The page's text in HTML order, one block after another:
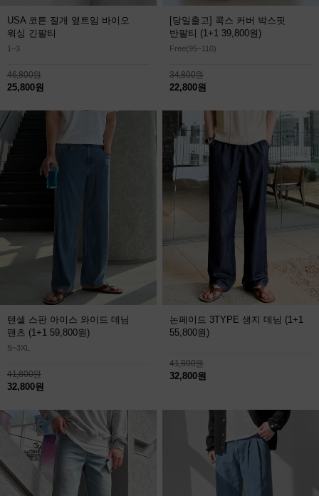
USA 코튼 절개 옆트임 바이오
워싱 긴팔티
1~3
46,800원
25,800원
[당일출고] 콕스 커버 박스핏
반팔티 (1+1 39,800원)
Free(95~110)
34,800원
22,800원
텐셀 스판 아이스 와이드 데님
팬츠 (1+1 59,800원)
S~3XL
41,800원
32,800원
논페이드 3TYPE 생지 데님 (1+1
55,800원)
41,800원
32,800원